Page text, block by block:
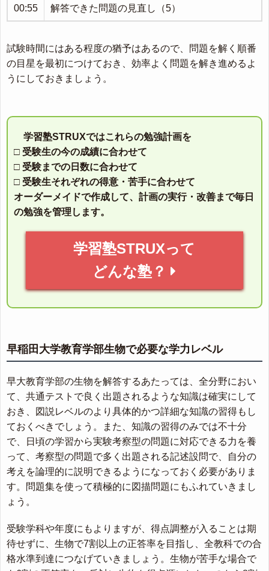
00:55 解答できた問題の見直し（5）
試験時間にはある程度の猶予はあるので、問題を解く順番
の目星を最初につけておき、効率よく問題を解き進めるよ
うにしておきましょう。
学習塾STRUXではこれらの勉強計画を
□ 受験生の今の成績に合わせて
□ 受験までの日数に合わせて
□ 受験生それぞれの得意・苦手に合わせて
オーダーメイドで作成して、計画の実行・改善まで毎日
の勉強を管理します。
学習塾STRUXって
どんな塾？
早稲田大学教育学部生物で必要な学力レベル
早大教育学部の生物を解答するあたっては、全分野におい
て、共通テストで良く出題されるような知識は確実にして
おき、図説レベルのより具体的かつ詳細な知識の習得もし
ておくべきでしょう。また、知識の習得のみでは不十分
で、日頃の学習から実験考察型の問題に対応できる力を養
って、考察型の問題で多く出題される記述設問で、自分の
考えを論理的に説明できるようになっておく必要がありま
す。問題集を使って積極的に図描問題にもふれていきまし
ょう。
受験学科や年度にもよりますが、得点調整が入ることは期
待せずに、生物で7割以上の正答率を目指し、全教科での合
格水準到達につなげていきましょう。生物が苦手な場合で